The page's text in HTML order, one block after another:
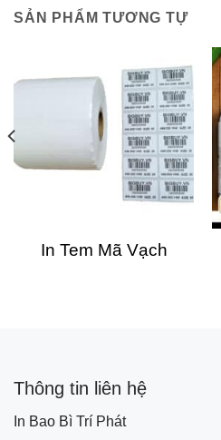
SẢN PHẨM TƯƠNG TỰ
In Tem Mã Vạch
Thông tin liên hệ
In Bao Bì Trí Phát